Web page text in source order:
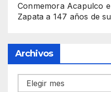
Conmemora Acapulco
Zapata a 147 años de
Archivos
Archivos